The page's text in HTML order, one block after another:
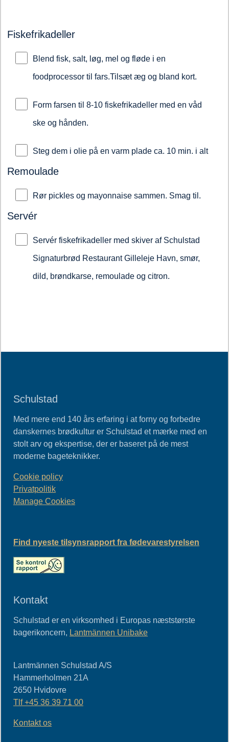
Fiskefrikadeller
Blend fisk, salt, løg, mel og fløde i en
foodprocessor til fars.Tilsæt æg og bland kort.
Form farsen til 8-10 fiskefrikadeller med en våd
ske og hånden.
Steg dem i olie på en varm plade ca. 10 min. i alt
Remoulade
Rør pickles og mayonnaise sammen. Smag til.
Servér
Servér fiskefrikadeller med skiver af Schulstad
Signaturbrød Restaurant Gilleleje Havn, smør,
dild, brøndkarse, remoulade og citron.
Schulstad
Med mere end 140 års erfaring i at forny og forbedre
danskernes brødkultur er Schulstad et mærke med en
stolt arv og ekspertise, der er baseret på de mest
moderne bageteknikker.
Cookie policy
Privatpolitik
Manage Cookies
Find nyeste tilsynsrapport fra fødevarestyrelsen
Kontakt
Schulstad er en virksomhed i Europas næststørste
bagerikoncern, Lantmännen Unibake
Lantmännen Schulstad A/S
Hammerholmen 21A
2650 Hvidovre
Tlf+45 36 39 71 00
Kontakt os